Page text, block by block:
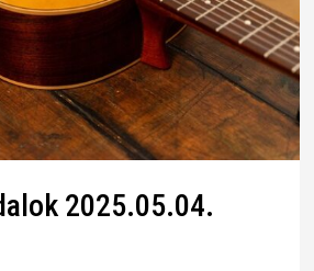
2025.05.04.